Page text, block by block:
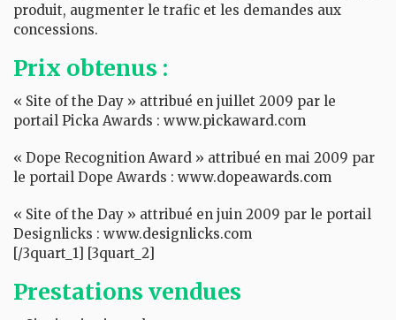
produit, augmenter le trafic et les demandes aux
concessions.
Prix obtenus :
« Site of the Day » attribué en juillet 2009 par le
portail Picka Awards : www.pickaward.com
« Dope Recognition Award » attribué en mai 2009 par
le portail Dope Awards : www.dopeawards.com
« Site of the Day » attribué en juin 2009 par le portail
Designlicks : www.designlicks.com
[/3quart_1] [3quart_2]
Prestations vendues